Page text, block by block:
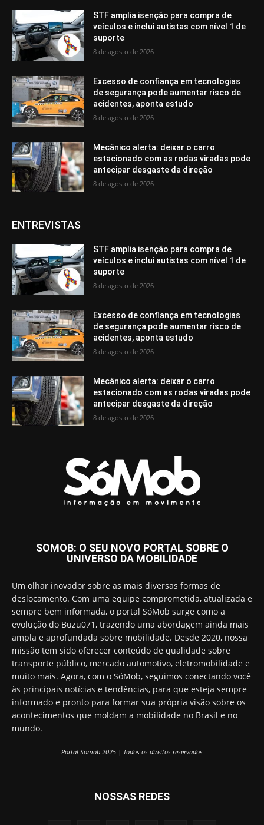
STF amplia isenção para compra de
veículos e inclui autistas com nível 1 de
suporte
8 de agosto de 2026
Excesso de confiança em tecnologias
de segurança pode aumentar risco de
acidentes, aponta estudo
8 de agosto de 2026
Mecânico alerta: deixar o carro
estacionado com as rodas viradas pode
antecipar desgaste da direção
8 de agosto de 2026
ENTREVISTAS
STF amplia isenção para compra de
veículos e inclui autistas com nível 1 de
suporte
8 de agosto de 2026
Excesso de confiança em tecnologias
de segurança pode aumentar risco de
acidentes, aponta estudo
8 de agosto de 2026
Mecânico alerta: deixar o carro
estacionado com as rodas viradas pode
antecipar desgaste da direção
8 de agosto de 2026
SOMOB: O SEU NOVO PORTAL SOBRE O
UNIVERSO DA MOBILIDADE
Um olhar inovador sobre as mais diversas formas de
deslocamento. Com uma equipe comprometida, atualizada e
sempre bem informada, o portal SóMob surge como a
evolução do Buzu071, trazendo uma abordagem ainda mais
ampla e aprofundada sobre mobilidade. Desde 2020, nossa
missão tem sido oferecer conteúdo de qualidade sobre
transporte público, mercado automotivo, eletromobilidade e
muito mais. Agora, com o SóMob, seguimos conectando você
às principais notícias e tendências, para que esteja sempre
informado e pronto para formar sua própria visão sobre os
acontecimentos que moldam a mobilidade no Brasil e no
mundo.
Portal Somob 2025 | Todos os direitos reservados
NOSSAS REDES